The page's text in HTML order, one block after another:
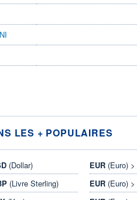
LES + POPULAIRES
(Dollar)
(Livre Sterling)
EUR(Euro) >
EUR(Euro) >